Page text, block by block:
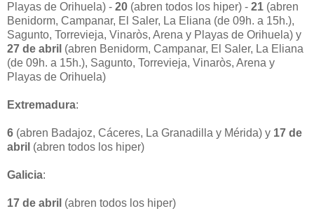
Playas de Orihuela) - 20 (abren todos los hiper) - 21 (abren
Benidorm, Campanar, El Saler, La Eliana (de 09h. a 15h.),
Sagunto, Torrevieja, Vinaròs, Arena y Playas de Orihuela) y
27 de abril (abren Benidorm, Campanar, El Saler, La Eliana
(de 09h. a 15h.), Sagunto, Torrevieja, Vinaròs, Arena y
Playas de Orihuela)
Extremadura:
6 (abren Badajoz, Cáceres, La Granadilla y Mérida) y 17 de
abril (abren todos los hiper)
Galicia:
17 de abril (abren todos los hiper)